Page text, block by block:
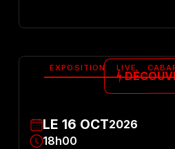
EXPOSITION LIVE
LE16 OCT2026
18h00